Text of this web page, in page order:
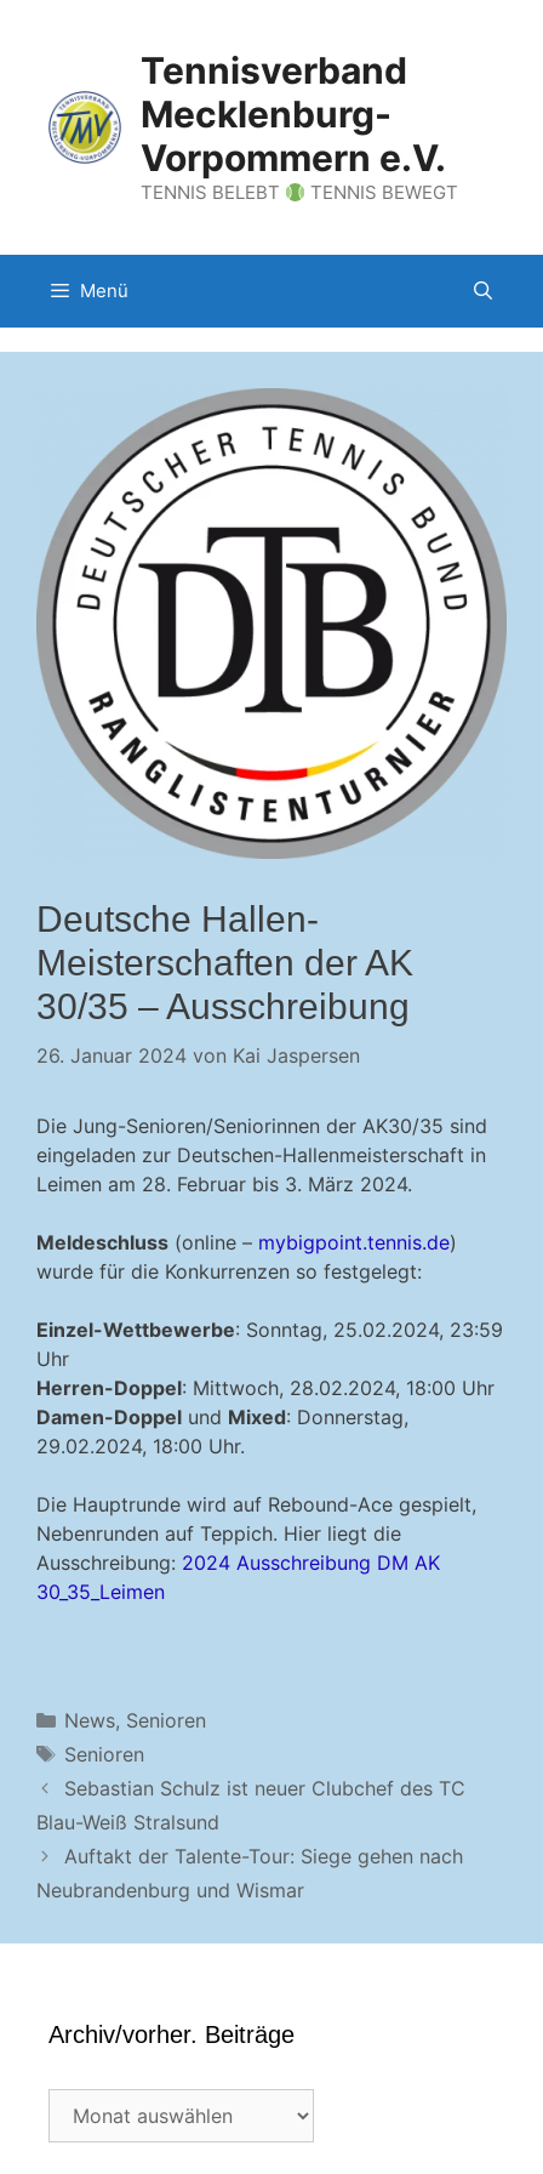
Tennisverband
Mecklenburg-
Vorpommern e.V.
TENNIS BELEBT TENNIS BEWEGT
Menü
Deutsche Hallen-
Meisterschaften der AK
30/35 – Ausschreibung
26. Januar 2024 von Kai Jaspersen
Die Jung-Senioren/Seniorinnen der AK30/35 sind
eingeladen zur Deutschen-Hallenmeisterschaft in
Leimen am 28. Februar bis 3. März 2024.
Meldeschluss (online – mybigpoint.tennis.de)
wurde für die Konkurrenzen so festgelegt:
Einzel-Wettbewerbe: Sonntag, 25.02.2024, 23:59
Uhr
Herren-Doppel: Mittwoch, 28.02.2024, 18:00 Uhr
Damen-Doppel und Mixed: Donnerstag,
29.02.2024, 18:00 Uhr.
Die Hauptrunde wird auf Rebound-Ace gespielt,
Nebenrunden auf Teppich. Hier liegt die
Ausschreibung: 2024 Ausschreibung DM AK
30_35_Leimen
Kategorien
News, Senioren
Schlagwörter
Senioren
Sebastian Schulz ist neuer Clubchef des TC
Blau-Weiß Stralsund
Auftakt der Talente-Tour: Siege gehen nach
Neubrandenburg und Wismar
Archiv/vorher. Beiträge
Archiv/vorher.